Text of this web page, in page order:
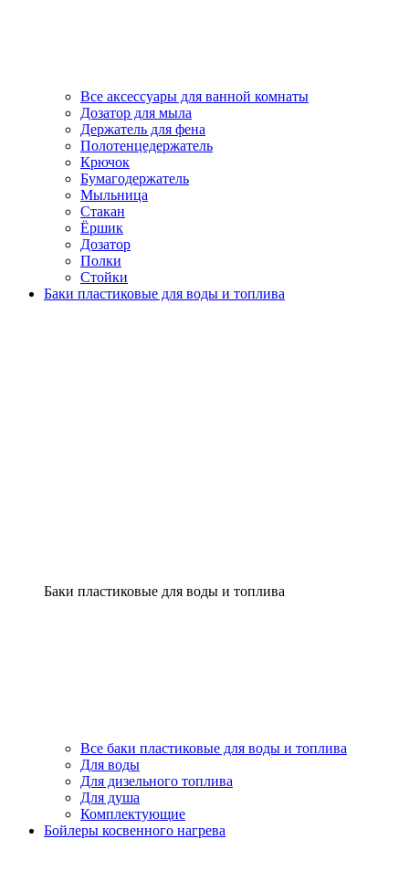
Все аксессуары для ванной комнаты
Дозатор для мыла
Держатель для фена
Полотенцедержатель
Крючок
Бумагодержатель
Мыльница
Стакан
Ёршик
Дозатор
Полки
Стойки
Баки пластиковые для воды и топлива
Баки пластиковые для воды и топлива
Все баки пластиковые для воды и топлива
Для воды
Для дизельного топлива
Для душа
Комплектующие
Бойлеры косвенного нагрева